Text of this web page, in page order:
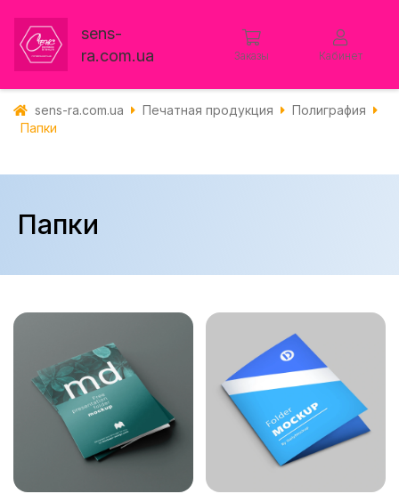
sens-
ra.com.ua
Заказы Кабинет
sens-ra.com.ua Печатная продукция
Полиграфия
Папки
Папки